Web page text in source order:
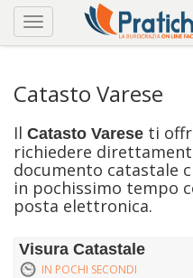
Catasto Varese
Il Catasto Varese ti
richiedere
documento catastale
in pochissimo tempo
posta elettronica.
Visura Catastale
IN POCHI SECONDI